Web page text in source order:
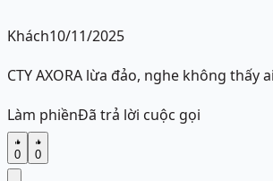
Khách10/11/2025
CTY AXORA lừa đảo, nghe không thấy
Làm phiềnĐã trả lời cuộc gọi
0 0